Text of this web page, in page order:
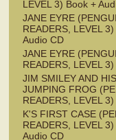
LEVEL 3) Book +
JANE EYRE
READERS, LEVEL
Audio CD
JANE EYRE
READERS, LEVEL
JIM SMILEY AND HIS
JUMPING FROG
READERS, LEVEL
K'S FIRST CASE
READERS, LEVEL
Audio CD